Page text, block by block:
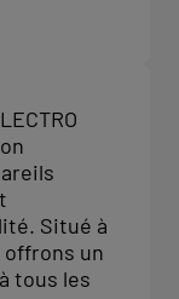
Situé à
un
tous les